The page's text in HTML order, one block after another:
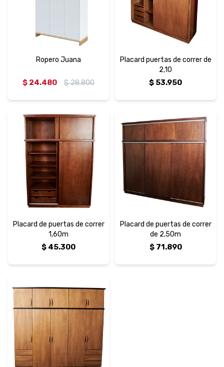
Ropero Juana
$ 24.480 $ 28.800
Placard puertas de correr de
2,10
$ 53.950
Placard de puertas de correr
1,60m
$ 45.300
Placard de puertas de correr
de 2,50m
$ 71.890